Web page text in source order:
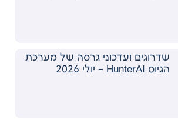
שדרוגים ועדכוני גרסה של מערכת
הגיוס HunterAI – יולי 2026